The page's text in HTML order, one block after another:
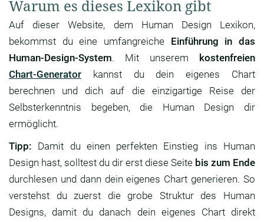
Warum es dieses Lexikon gibt
Auf dieser Website, dem Human Design Lexikon,
bekommst du eine umfangreiche Einführung in das
Human-Design-System. Mit unserem
kostenfreien
Chart-Generator kannst du dein eigenes Chart
berechnen und dich auf die einzigartige Reise der
Selbsterkenntnis begeben, die Human Design dir
ermöglicht.
Tipp: Damit du einen perfekten Einstieg ins Human
Design hast, solltest du dir erst diese Seite bis zum Ende
durchlesen und dann dein eigenes Chart generieren. So
verstehst du zuerst die grobe Struktur des Human
Designs, damit du danach dein eigenes Chart direkt